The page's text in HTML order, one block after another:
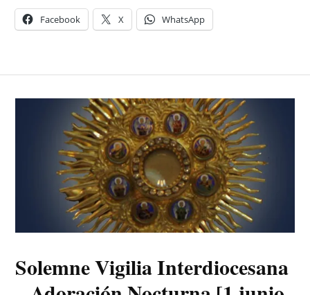
Facebook X WhatsApp
Solemne Vigilia Interdiocesana